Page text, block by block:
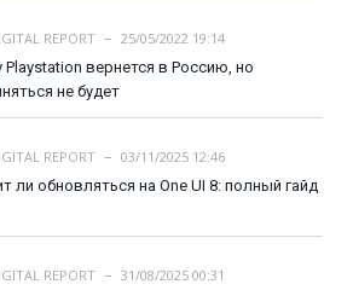
REPORT
25/05/2022 19:14
Playstation вернется в Россию, но
не будет
REPORT
03/11/2025 12:46
ли обновляться на One UI 8: полный гайд
REPORT
31/08/2025 00:31